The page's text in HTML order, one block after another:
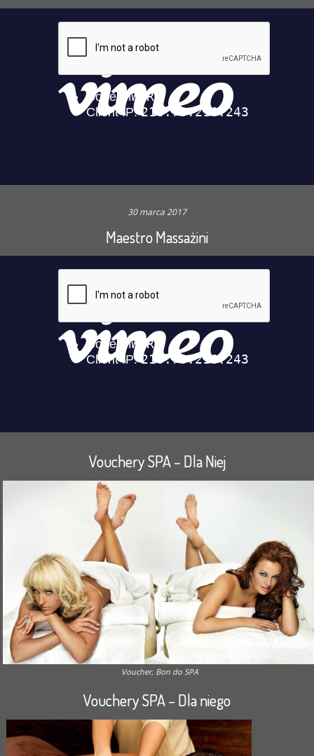
30 marca 2017
Maestro Massażini
Vouchery SPA – Dla Niej
Voucher, Bon do SPA
Vouchery SPA – Dla niego